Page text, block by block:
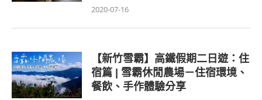
2020-07-16
【新竹雪霸】高鐵假期二日遊：住
宿篇 | 雪霸休閒農場－住宿環境、
餐飲、手作體驗分享